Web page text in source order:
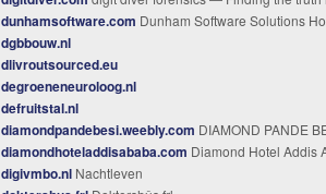
dunhamsoftware.com Dunham Software Solutions
dgbbouw.nl
dlivroutsourced.eu
degroeneneuroloog.nl
defruitstal.nl
diamondpandebesi.weebly.com DIAMOND PANDE
diamondhoteladdisababa.com Diamond Hotel Addis Ababa, Ethiopian
digivmbo.nl Nachtleven